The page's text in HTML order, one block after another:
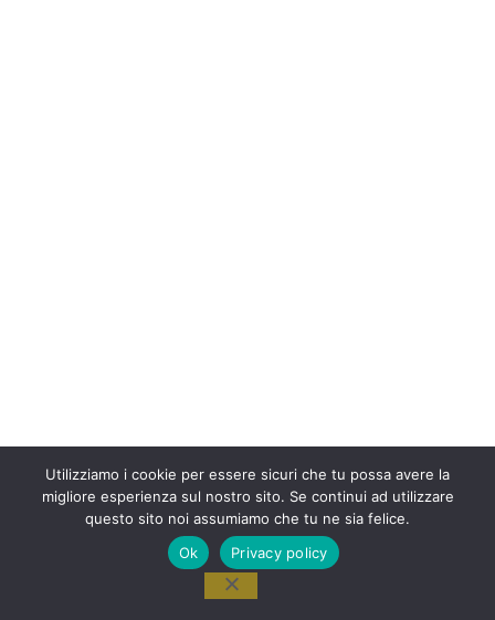
Utilizziamo i cookie per essere sicuri che tu possa avere la
migliore esperienza sul nostro sito. Se continui ad utilizzare
questo sito noi assumiamo che tu ne sia felice.
Ok
Privacy policy